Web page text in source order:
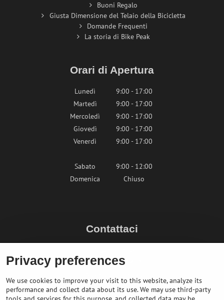
Buoni Regalo
Giusta Dimensione del Telaio della Bicicletta
Domande Frequenti
La storia di Bike Peak
Orari di Apertura
Lunedì
9:00 - 17:00
Martedì
9:00 - 17:00
Mercoledì
9:00 - 17:00
Giovedì
9:00 - 17:00
Venerdì
9:00 - 17:00
Sabato
9:00 - 12:00
Domenica
Chiuso
Contattaci
+436764858804 (AT)
Privacy preferences
We use cookies to improve your visit to this website, analyze its
performance and collect data about its use. We may use third-party